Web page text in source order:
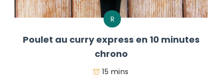
R
Poulet au curry express en 10 minutes
chrono
15 mins